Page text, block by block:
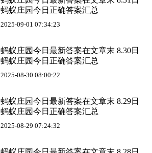
蚂蚁庄园今日正确答案汇总
2025-09-01 07:34:23
蚂蚁庄园今日最新答案在文章末 8.30日
蚂蚁庄园今日正确答案汇总
2025-08-30 08:00:22
蚂蚁庄园今日最新答案在文章末 8.29日
蚂蚁庄园今日正确答案汇总
2025-08-29 07:24:32